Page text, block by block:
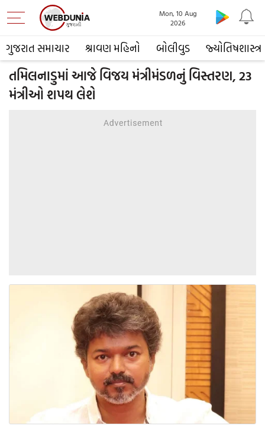
ગુજરાત સમાચાર શ્રાવણ મહિનો બોલીવુડ જ્યોતિષશાસ્ત્ર
Mon, 10 Aug
2026
તમિલનાડુમાં આજે વિજય મંત્રીમંડળનું વિસ્તરણ, 23
મંત્રીઓ શપથ લેશે